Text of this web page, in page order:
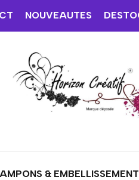
NOUVEAUTES
&